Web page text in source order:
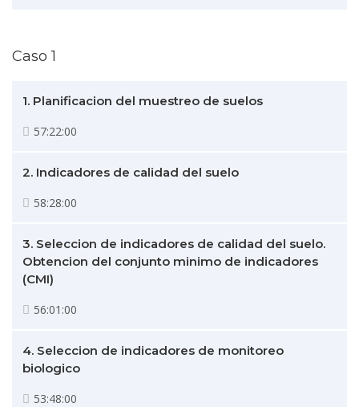
Caso 1
1. Planificacion del muestreo de suelos
57:22:00
2. Indicadores de calidad del suelo
58:28:00
3. Seleccion de indicadores de calidad del suelo.
Obtencion del conjunto minimo de indicadores
(CMI)
56:01:00
4. Seleccion de indicadores de monitoreo
biologico
53:48:00